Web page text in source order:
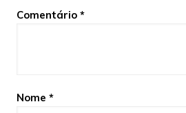
Comentário *
Nome *